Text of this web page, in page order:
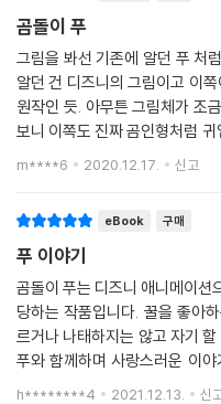
곰돌이 푸
그림을 봐선 기존에 알던 푸 처
알던 건 디즈니의 그림이고 이
원작인 듯. 아무튼 그림체가 조
보니 이쪽도 진짜 곰인형처럼
데 리더기는 흑백이라 예쁜 일
m****6 2020.12.17. 신고
eBook 구매
푸 이야기
곰돌이 푸는 디즈니 애니메이션
당하는 작품입니다. 꿀을 좋아
르거나 나태하지는 않고 자기
푸와 함께하며 사랑스러운 이
릭터와 함께, 보는 것만으로도
h********4 2021.12.13. 신